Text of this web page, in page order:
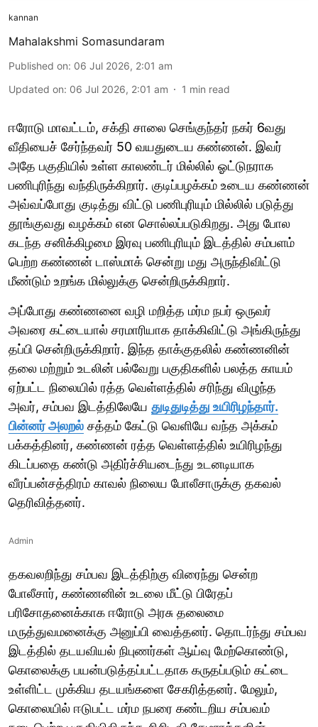
kannan
Mahalakshmi Somasundaram
Published on: 06 Jul 2026, 2:01 am
Updated on: 06 Jul 2026, 2:01 am 1 min read
ஈரோடு மாவட்டம், சக்தி சாலை செங்குந்தர் நகர் 6வது
வீதியைச் சேர்ந்தவர் 50 வயதுடைய கண்ணன். இவர்
அதே பகுதியில் உள்ள காலண்டர் மில்லில் ஓட்டுநராக
பணிபுரிந்து வந்திருக்கிறார். குடிப்பழக்கம் உடைய கண்ணன்
அவ்வப்போது குடித்து விட்டு பணிபுரியும் மில்லில் படுத்து
தூங்குவது வழக்கம் என சொல்லப்படுகிறது. அது போல
கடந்த சனிக்கிழமை இரவு பணிபுரியும் இடத்தில் சம்பளம்
பெற்ற கண்ணன் டாஸ்மாக் சென்று மது அருந்திவிட்டு
மீண்டும் உறங்க மில்லுக்கு சென்றிருக்கிறார்.
அப்போது கண்ணனை வழி மறித்த மர்ம நபர் ஒருவர்
அவரை கட்டையால் சரமாரியாக தாக்கிவிட்டு அங்கிருந்து
தப்பி சென்றிருக்கிறார். இந்த தாக்குதலில் கண்ணனின்
தலை மற்றும் உடலின் பல்வேறு பகுதிகளில் பலத்த காயம்
ஏற்பட்ட நிலையில் ரத்த வெள்ளத்தில் சரிந்து விழுந்த
அவர், சம்பவ இடத்திலேயே துடிதுடித்து உயிரிழந்தார்.
பின்னர் அலறல் சத்தம் கேட்டு வெளியே வந்த அக்கம்
பக்கத்தினர், கண்ணன் ரத்த வெள்ளத்தில் உயிரிழந்து
கிடப்பதை கண்டு அதிர்ச்சியடைந்து உடனடியாக
வீரப்பன்சத்திரம் காவல் நிலைய போலீசாருக்கு தகவல்
தெரிவித்தனர்.
Admin
தகவலறிந்து சம்பவ இடத்திற்கு விரைந்து சென்ற
போலீசார், கண்ணனின் உடலை மீட்டு பிரேதப்
பரிசோதனைக்காக ஈரோடு அரசு தலைமை
மருத்துவமனைக்கு அனுப்பி வைத்தனர். தொடர்ந்து சம்பவ
இடத்தில் தடயவியல் நிபுணர்கள் ஆய்வு மேற்கொண்டு,
கொலைக்கு பயன்படுத்தப்பட்டதாக கருதப்படும் கட்டை
உள்ளிட்ட முக்கிய தடயங்களை சேகரித்தனர். மேலும்,
கொலையில் ஈடுபட்ட மர்ம நபரை கண்டறிய சம்பவம்